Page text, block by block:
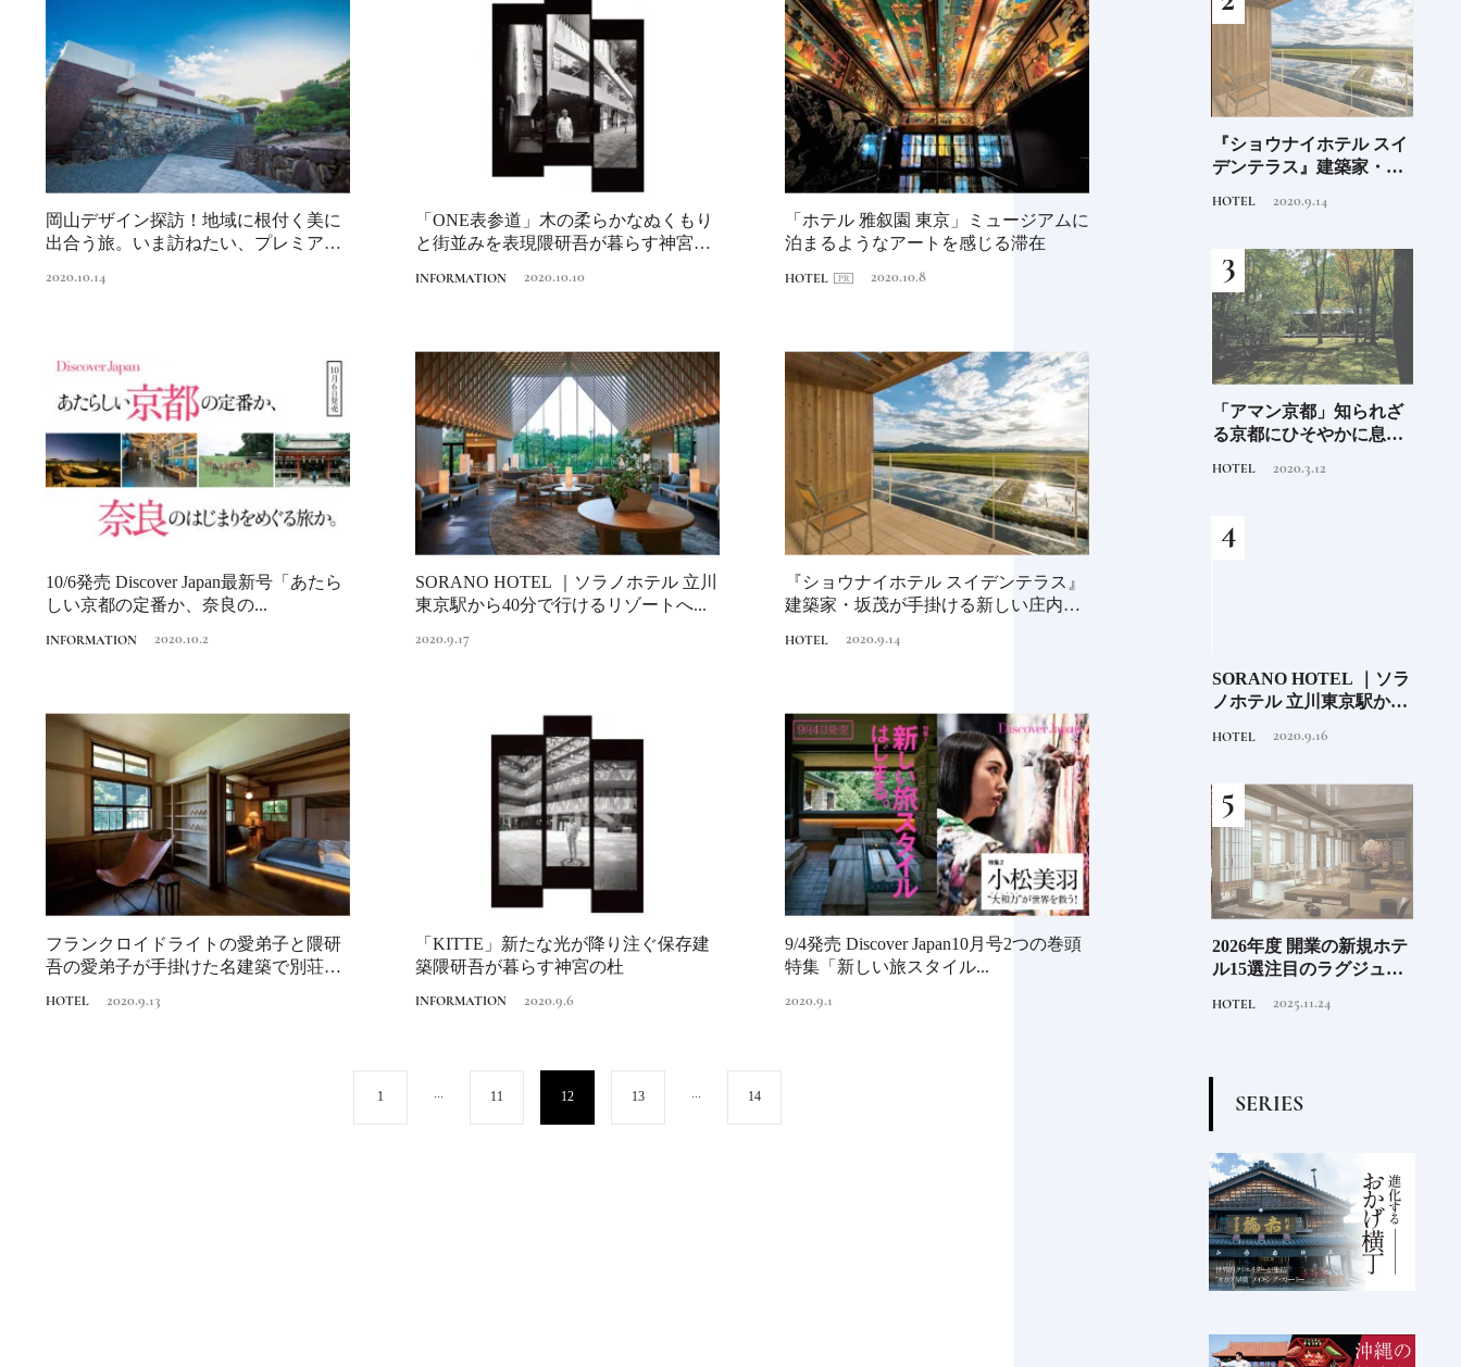
岡山デザイン探訪！地域に根付く美に
出合う旅。いま訪ねたい、プレミアム
2020.10.14
「ONE表参道」木の柔らかなぬくもり
と街並みを表現隈研吾が暮らす神宮の
INFORMATION 2020.10.10
「ホテル 雅叙園 東京」ミュージアムに
泊まるようなアートを感じる滞在
HOTEL 2020.10.8
10/6発売 Discover Japan最新号「あたら
しい京都の定番か、奈良の...
INFORMATION 2020.10.2
SORANO HOTEL ｜ソラノホテル 立川
東京駅から40分で行けるリゾートへ...
2020.9.17
『ショウナイホテル スイデンテラス』
建築家・坂茂が手掛ける新しい庄内の
HOTEL 2020.9.14
フランクロイドライトの愛弟子と隈研
吾の愛弟子が手掛けた名建築で別荘ス
HOTEL 2020.9.13
「KITTE」新たな光が降り注ぐ保存建
築隈研吾が暮らす神宮の杜
INFORMATION 2020.9.6
9/4発売 Discover Japan10月号2つの巻頭
特集「新しい旅スタイル...
2020.9.1
1 ... 11 12 13 ... 14
Ento ＜エントウ＞ 海士町
地球と人が循環する、未
来の島の観光拠点〈前
編〉
《うめきた公園》大阪に
自然と人をつなぐランド
スケープが誕生
2022.6.11
化”にあり！｜みどりのあ
るまちづくり①
INFORMATION 2025.4.21
MEMU EARTH HOTEL
／メムアースホテル先進
る自然を原体験できる一
HOTEL
青森県弘前市 大阪屋の
「竹流し」《福田里香の
民芸お菓子巡礼》
Discover Japan 2026年9月
号「木と生きる2026」
INFORMATION
多くの神様を生み出す日
本人なら知っておきたい
ニッポンの神様名鑑
TRADITION
《那須塩原市図書館みる
『ショウナイホテル スイ
デンテラス』建築家・坂
の街づくりのシンボル
HOTEL 2020.9.14
「アマン京都」知られざ
る京都にひそやかに息づ
HOTEL 2020.3.12
SORANO HOTEL ｜ソラ
ノホテル 立川東京駅から
【前編】
HOTEL 2020.9.16
2026年度 開業の新規ホテ
ル15選注目のラグジュア
点となるシティホテルま
HOTEL 2025.11.24
SERIES